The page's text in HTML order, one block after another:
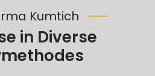
Kumtich
in Diverse